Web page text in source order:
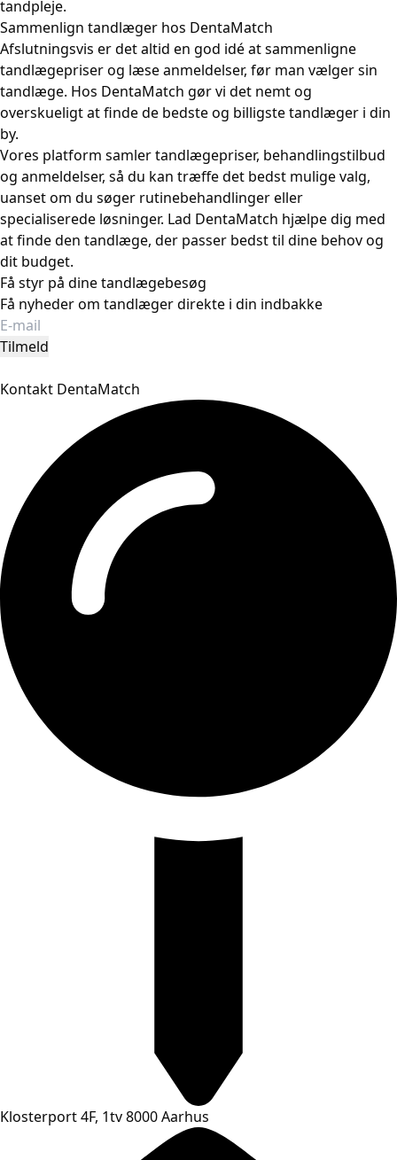
tandpleje.
Sammenlign tandlæger hos DentaMatch
Afslutningsvis er det altid en god idé at sammenligne
tandlægepriser og læse anmeldelser, før man vælger sin
tandlæge. Hos DentaMatch gør vi det nemt og
overskueligt at finde de bedste og billigste tandlæger i din
by.
Vores platform samler tandlægepriser, behandlingstilbud
og anmeldelser, så du kan træffe det bedst mulige valg,
uanset om du søger rutinebehandlinger eller
specialiserede løsninger. Lad DentaMatch hjælpe dig med
at finde den tandlæge, der passer bedst til dine behov og
dit budget.
Få styr på dine tandlægebesøg
Få nyheder om tandlæger direkte i din indbakke
Tilmeld
Kontakt DentaMatch
Klosterport 4F, 1tv 8000 Aarhus